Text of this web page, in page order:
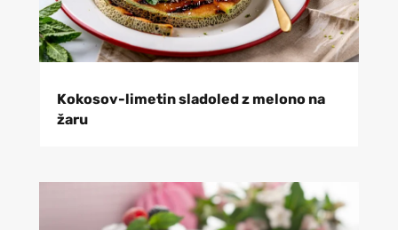
Kokosov-limetin sladoled z melono na
žaru